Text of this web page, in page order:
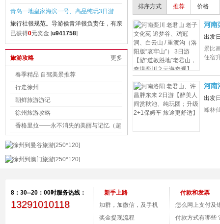
青岛一地皇家海滨一号、高品纯玩3日游
旅行社很规范。导游侯青洋很负责任，有亲
和力，也很
已获得0元奖金 [u941758]
曲阜孔府、孔林、孔庙1日游
非常满意的一次旅行
已获得 4元奖金 [u020504
泰山地下大裂谷1日游
我实在湖北游玩听说的这个地方。很想去看
更多
旅游攻略
春季精品 自驾美景推荐
行走徐州
朝鲜旅游游记
徐州旅游攻略
香格里拉——永不消失的美丽与记忆（超
排序方式 推荐 价格
河南
版“
出发
景比
住宿
河南
2+1
出发
峰林
8：30--20：00时服务热线：
13291010118
新手上路
加群，加微信，及手机
付款。
奖金提现流程
付款和发票
怎么网上支付及
号？
付款方式有哪些